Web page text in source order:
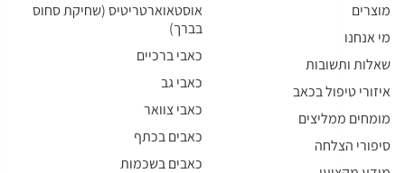
מוצרים
מי אנחנו
שאלות ותשובות
איזורי טיפול בכאב
מומחים ממליצים
סיפורי הצלחה
אוסטאוארטריטיס (שחיקת סחוס
בברך)
כאבי ברכיים
כאבי גב
כאבי צוואר
כאבים בכתף
כאבים בשכמות